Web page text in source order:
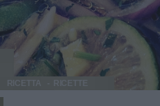
RICETTA